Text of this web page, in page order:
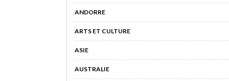
ANDORRE
ARTS ET CULTURE
ASIE
AUSTRALIE